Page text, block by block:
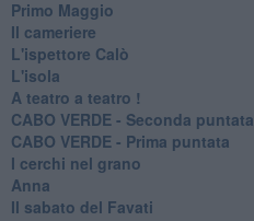
Primo Maggio
Il cameriere
L'ispettore Calò
L'isola
A teatro a teatro !
CABO VERDE - Seconda puntata
CABO VERDE - Prima puntata
I cerchi nel grano
Anna
Il sabato del Favati